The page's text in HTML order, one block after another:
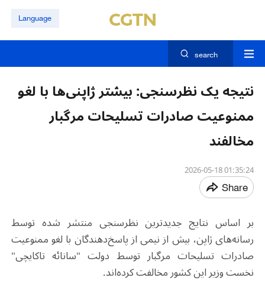
Language
search
نتیجه یک نظرسنجی: بیشتر ژاپنی‌ها با لغو
ممنوعیت صادرات تسلیحات مرگبار
مخالفند
01:35:24 2026-05-18
Share
بر اساس نتایج جدیدترین نظرسنجی منتشر شده توسط
رسانه‌های ژاپن، بیش از نیمی از پاسخ‌دهندگان با لغو ممنوعیت
صادرات تسلیحات مرگبار توسط دولت "سانائه تاکایچی"
نخست وزیر این کشور مخالفت کرده‌اند.